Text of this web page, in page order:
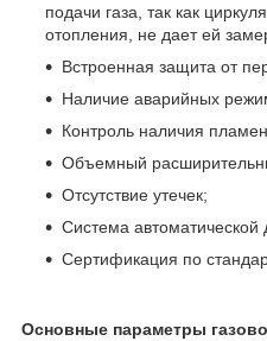
подачи газа, так как
отопления, не дает ей
Встроенная защита от
Наличие аварийных
Контроль наличия
Объемный
Отсутствие утечек;
Система автоматической
Сертификация по
Основные параметры